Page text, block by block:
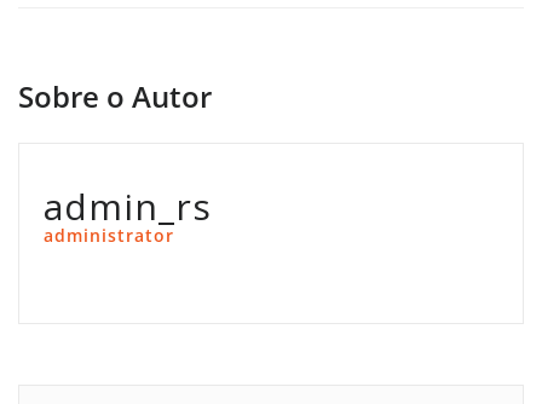
Sobre o Autor
admin_rs
administrator